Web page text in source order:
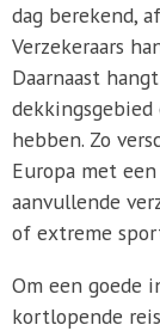
dag berekend,
Verzekeraars
Daarnaast
hebben. Zo
Europa met
aanvullende
of extreme
Om een goede
kortlopende